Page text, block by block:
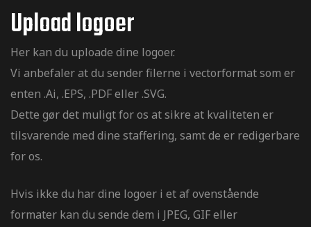
Upload logoer
Her kan du uploade dine logoer.
Vi anbefaler at du sender filerne i vectorformat som er
enten .Ai, .EPS, .PDF eller .SVG.
Dette gør det muligt for os at sikre at kvaliteten er
tilsvarende med dine staffering, samt de er redigerbare
for os.
Hvis ikke du har dine logoer i et af ovenstående
formater kan du sende dem i JPEG, GIF eller
og